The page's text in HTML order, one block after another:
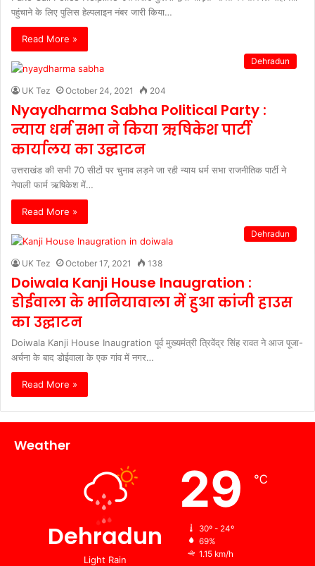
पहुंचाने के लिए पुलिस हेल्पलाइन नंबर जारी किया…
Read More »
Dehradun
UK Tez October 24, 2021 204
Nyaydharma Sabha Political Party :
न्याय धर्म सभा ने किया ऋषिकेश पार्टी
कार्यालय का उद्घाटन
उत्तराखंड की सभी 70 सीटों पर चुनाव लड़ने जा रही न्याय धर्म सभा राजनीतिक पार्टी ने
नेपाली फार्म ऋषिकेश में…
Read More »
Dehradun
UK Tez October 17, 2021 138
Doiwala Kanji House Inaugration :
डोईवाला के भानियावाला में हुआ कांजी हाउस
का उद्घाटन
Doiwala Kanji House Inaugration पूर्व मुख्यमंत्री त्रिवेंद्र सिंह रावत ने आज पूजा-
अर्चना के बाद डोईवाला के एक गांव में नगर…
Read More »
Weather
Dehradun
Light Rain
29 ℃
30º - 24º
69%
1.15 km/h